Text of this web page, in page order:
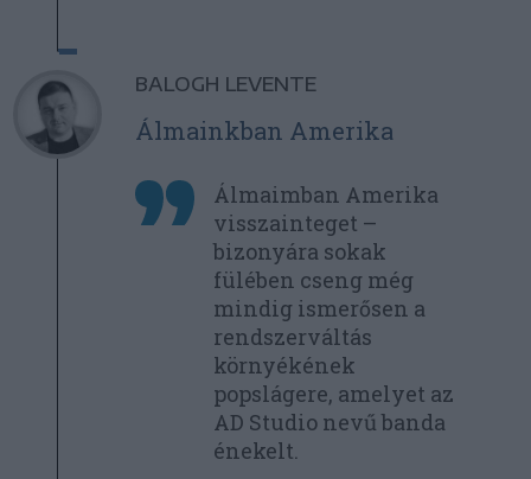
BALOGH LEVENTE
Álmainkban Amerika
Álmaimban Amerika
visszainteget –
bizonyára sokak
fülében cseng még
mindig ismerősen a
rendszerváltás
környékének
popslágere, amelyet az
AD Studio nevű banda
énekelt.